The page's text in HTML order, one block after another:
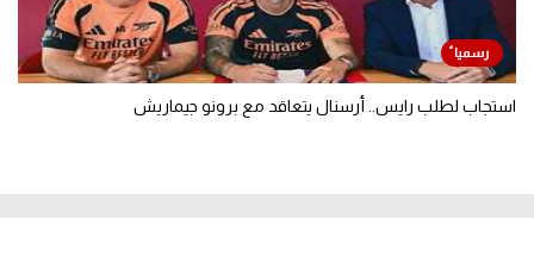
استجاب لطلب رايس.. أرسنال يتعاقد مع برونو جيماريش